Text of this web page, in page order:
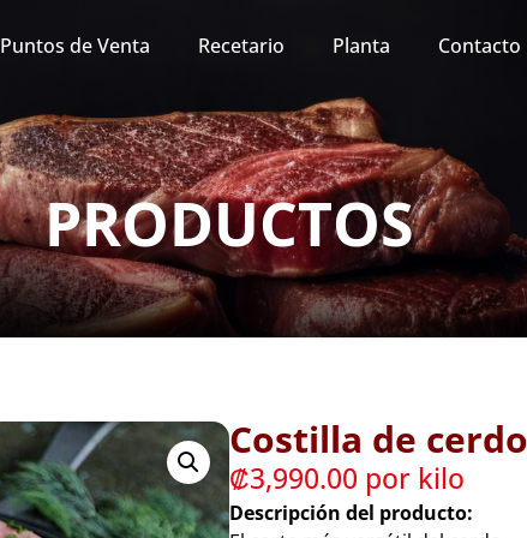
Puntos de Venta Recetario Planta Contacto
PRODUCTOS
Costilla de cerdo
₡3,990.00 por kilo
Descripción del producto: